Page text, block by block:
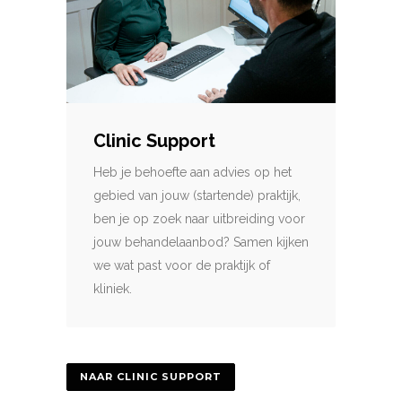
Clinic Support
Heb je behoefte aan advies op het
gebied van jouw (startende) praktijk,
ben je op zoek naar uitbreiding voor
jouw behandelaanbod? Samen kijken
we wat past voor de praktijk of
kliniek.
NAAR CLINIC SUPPORT